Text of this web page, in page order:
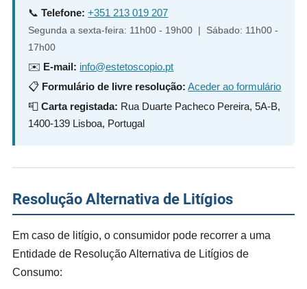
📞Telefone: +351 213 019 207
Segunda a sexta-feira: 11h00 - 19h00 | Sábado: 11h00 -
17h00
✉️ E-mail: info@estetoscopio.pt
📋 Formulário de livre resolução: Aceder ao formulário
📮Carta registada: Rua Duarte Pacheco Pereira, 5A-B,
1400-139 Lisboa, Portugal
Resolução Alternativa de Litígios
Em caso de litígio, o consumidor pode recorrer a uma
Entidade de Resolução Alternativa de Litígios de
Consumo: